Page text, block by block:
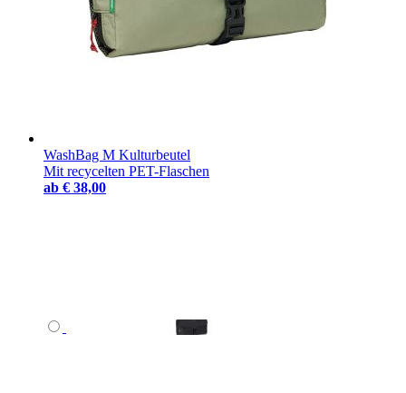
WashBag M Kulturbeutel
Mit recycelten PET-Flaschen
ab € 38,00